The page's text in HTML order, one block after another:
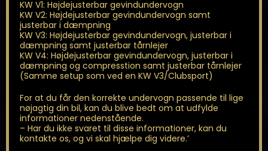
KW V1: Højdejusterbar gevindundervogn
KW V2: Højdejusterbar gevindundervogn samt
justerbar i dæmpning
KW V3: Højdejusterbar gevindundervogn, justerbar i
dæmpning samt justerbar tårnlejer
KW V4: Højdejusterbar gevindundervogn, justerbar i
dæmpning og compresstion samt justerbar tårnlejer
(Samme setup som ved en KW V3/Clubsport)
For at du får den korrekte undervogn passende til lige
nøjagtig din bil, kan du blive bedt om at udfylde
informationer nedenstående.
– Har du ikke svaret til disse informationer, kan du
kontakte os, og vi skal hjælpe dig videre.’